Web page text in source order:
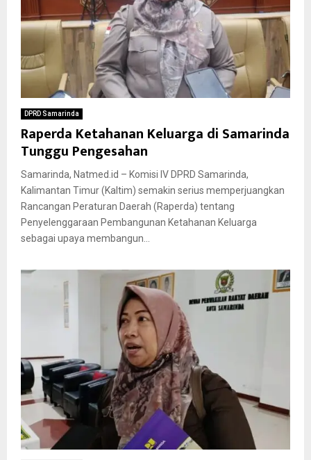
DPRD Samarinda
Raperda Ketahanan Keluarga di Samarinda
Tunggu Pengesahan
Samarinda, Natmed.id – Komisi IV DPRD Samarinda,
Kalimantan Timur (Kaltim) semakin serius memperjuangkan
Rancangan Peraturan Daerah (Raperda) tentang
Penyelenggaraan Pembangunan Ketahanan Keluarga
sebagai upaya membangun...